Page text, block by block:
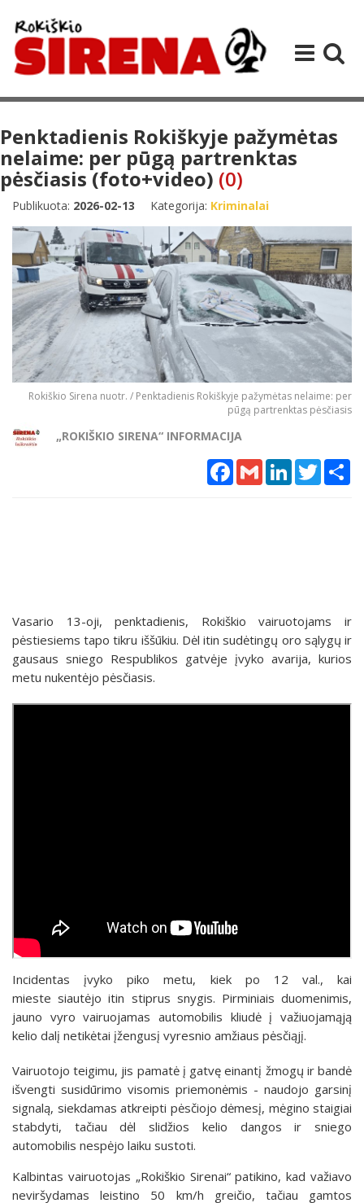
Penktadienis Rokiškyje pažymėtas
nelaime: per pūgą partrenktas
pėsčiasis (foto+video) (0)
Publikuota: 2026-02-13 Kategorija: Kriminalai
Rokiškio Sirena nuotr. / Penktadienis Rokiškyje pažymėtas nelaime: per
pūgą partrenktas pėsčiasis
„ROKIŠKIO SIRENA“ INFORMACIJA
Facebook
Gmail LinkedInTwitter
Vasario 13-oji, penktadienis, Rokiškio vairuotojams ir
pėstiesiems tapo tikru iššūkiu. Dėl itin sudėtingų oro sąlygų ir
gausaus sniego Respublikos gatvėje įvyko avarija, kurios
metu nukentėjo pėsčiasis.
Incidentas įvyko piko metu, kiek po 12 val., kai
mieste siautėjo itin stiprus snygis. Pirminiais duomenimis,
jauno vyro vairuojamas automobilis kliudė į važiuojamąją
kelio dalį netikėtai įžengusį vyresnio amžiaus pėsčiąjį.
Vairuotojo teigimu, jis pamatė į gatvę einantį žmogų ir bandė
išvengti susidūrimo visomis priemonėmis - naudojo garsinį
signalą, siekdamas atkreipti pėsčiojo dėmesį, mėgino staigiai
stabdyti, tačiau dėl slidžios kelio dangos ir sniego
automobilis nespėjo laiku sustoti.
Kalbintas vairuotojas „Rokiškio Sirenai“ patikino, kad važiavo
neviršydamas leistino 50 km/h greičio, tačiau gamtos